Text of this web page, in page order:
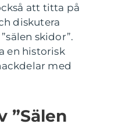
att titta på
diskutera
skidor”.
en historisk
med
”Sälen